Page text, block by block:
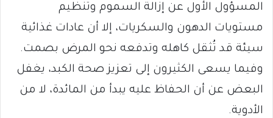
المسؤول الأول عن إزالة السموم وتنظيم
مستويات الدهون والسكريات، إلا أن عادات غذائية
سيئة قد تُثقل كاهله وتدفعه نحو المرض بصمت.
وفيما يسعى الكثيرون إلى تعزيز صحة الكبد، يغفل
البعض عن أن الحفاظ عليه يبدأ من المائدة، لا من
الأدوية.